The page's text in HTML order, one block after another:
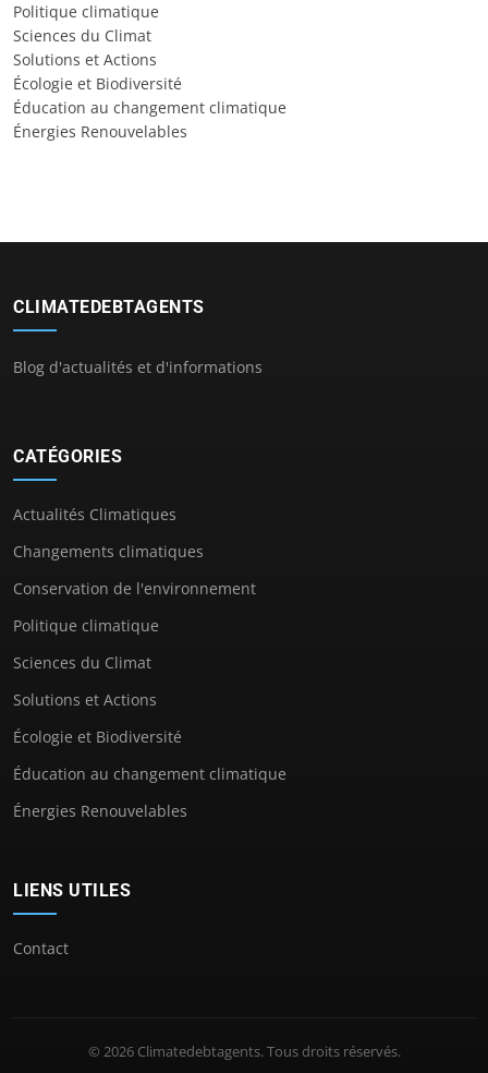
Politique climatique
Sciences du Climat
Solutions et Actions
Écologie et Biodiversité
Éducation au changement climatique
Énergies Renouvelables
CLIMATEDEBTAGENTS
Blog d'actualités et d'informations
CATÉGORIES
Actualités Climatiques
Changements climatiques
Conservation de l'environnement
Politique climatique
Sciences du Climat
Solutions et Actions
Écologie et Biodiversité
Éducation au changement climatique
Énergies Renouvelables
LIENS UTILES
Contact
© 2026 Climatedebtagents. Tous droits réservés.